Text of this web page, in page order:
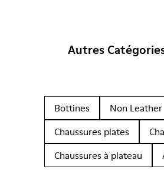
Autres
Bottines Non Leather
Chaussures plates
Chaussures à plateau